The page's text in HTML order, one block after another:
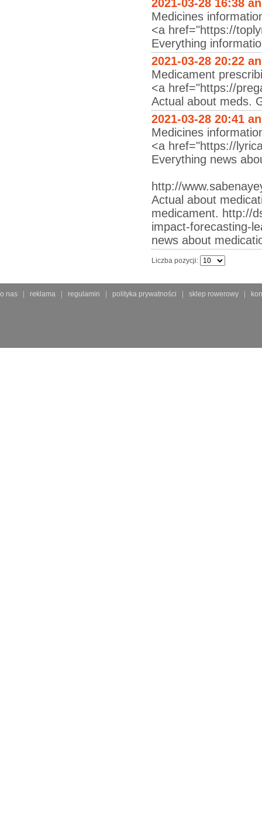
2021-03-28 16:38
Medicines
<a href="https://
Everything
2021-03-28 20:22
Medicament
<a href="https://
Actual about meds.
2021-03-28 20:41
Medicines
<a href="https://
Everything news
http://
Actual about
medicament. http://
impact-forecasting-
news about
Liczba pozycji:
o nas reklama regulamin polityka prywatności sklep rowerowy